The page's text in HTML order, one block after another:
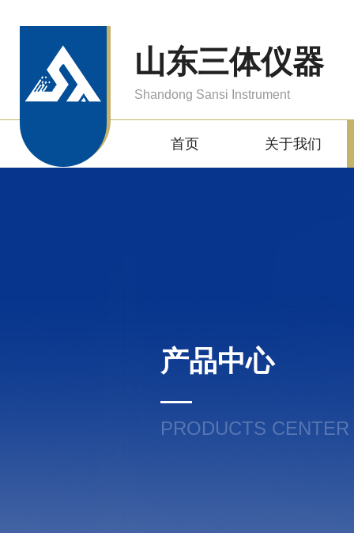
山东三体仪器
Shandong Sansi Instrument
首页 关于我们
产品中心
PRODUCTS CENTER